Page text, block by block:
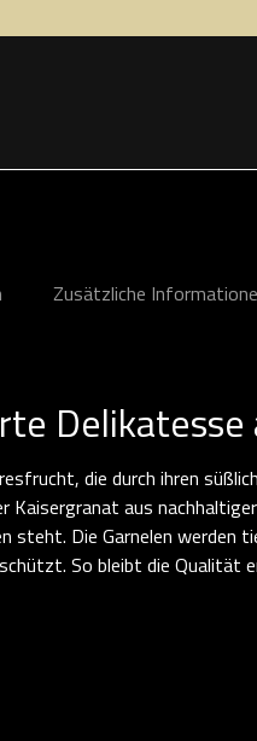
Zusätzliche
die durch ihren
aus
steht. Die Garnelen werden
So bleibt die Qualität